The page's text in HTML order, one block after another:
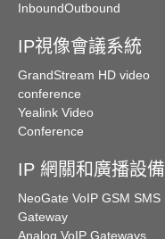
InboundOutbound
IP視像會議系統
GrandStream HD video
conference
Yealink Video
Conference
IP 網關和廣播設備
NeoGate VoIP GSM SMS
Gateway
Analog VoIP Gateways